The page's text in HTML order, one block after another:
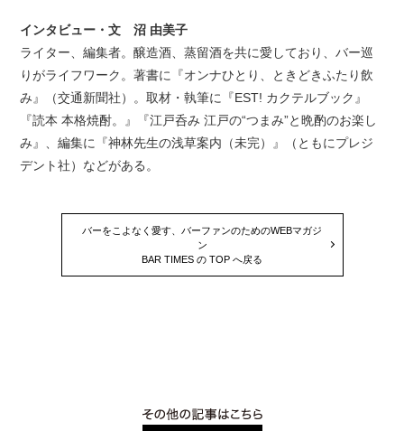
インタビュー・文 沼 由美子
ライター、編集者。醸造酒、蒸留酒を共に愛しており、バー巡
りがライフワーク。著書に『オンナひとり、ときどきふたり飲
み』（交通新聞社）。取材・執筆に『EST! カクテルブック』
『読本 本格焼酎。』『江戸呑み 江戸の“つまみ”と晩酌のお楽し
み』、編集に『神林先生の浅草案内（未完）』（ともにプレジ
デント社）などがある。
バーをこよなく愛す、バーファンのためのWEBマガジ
ン
BAR TIMES の TOP へ戻る